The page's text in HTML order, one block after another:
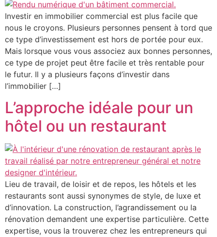
Investir en immobilier commercial est plus facile que
nous le croyons. Plusieurs personnes pensent à tord que
ce type d’investissement est hors de portée pour eux.
Mais lorsque vous vous associez aux bonnes personnes,
ce type de projet peut être facile et très rentable pour
le futur. Il y a plusieurs façons d’investir dans
l’immobilier […]
L’approche idéale pour un
hôtel ou un restaurant
Lieu de travail, de loisir et de repos, les hôtels et les
restaurants sont aussi synonymes de style, de luxe et
d’innovation. La construction, l’agrandissement ou la
rénovation demandent une expertise particulière. Cette
expertise, vous la trouverez chez les entrepreneurs qui